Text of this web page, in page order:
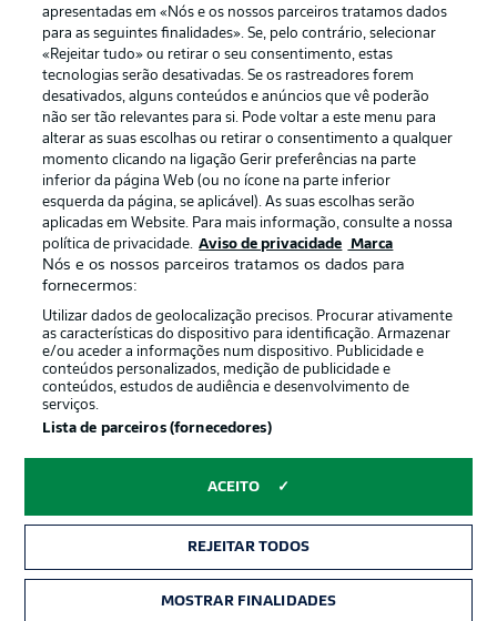
Oferecido por
Publicidade Avisos legais
Gerir preferências Aviso de privacidade
Termos de uso Trabalhe conosco
Marca Contato
Jogadores
apresentadas em «Nós e os nossos parceiros tratamos dados
para as seguintes finalidades». Se, pelo contrário, selecionar
«Rejeitar tudo» ou retirar o seu consentimento, estas
tecnologias serão desativadas. Se os rastreadores forem
desativados, alguns conteúdos e anúncios que vê poderão
não ser tão relevantes para si. Pode voltar a este menu para
alterar as suas escolhas ou retirar o consentimento a qualquer
momento clicando na ligação Gerir preferências na parte
inferior da página Web (ou no ícone na parte inferior
esquerda da página, se aplicável). As suas escolhas serão
aplicadas em Website. Para mais informação, consulte a nossa
política de privacidade. Aviso de privacidade Marca
Nós e os nossos parceiros tratamos os dados para
fornecermos:
Utilizar dados de geolocalização precisos. Procurar ativamente
as características do dispositivo para identificação. Armazenar
e/ou aceder a informações num dispositivo. Publicidade e
conteúdos personalizados, medição de publicidade e
conteúdos, estudos de audiência e desenvolvimento de
serviços.
Lista de parceiros (fornecedores)
ACEITO
REJEITAR TODOS
MOSTRAR FINALIDADES